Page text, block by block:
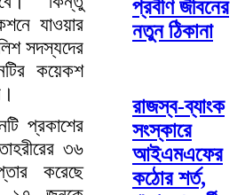
যাওয়ার
সদস্যদের
কয়েকশ
প্রকাশের
৩৬
করেছে
প্রবীণ জীবনের
নতুন ঠিকানা
রাজস্ব-ব্যাংক
সংস্কারে
আইএমএফের
কঠোর শর্ত,